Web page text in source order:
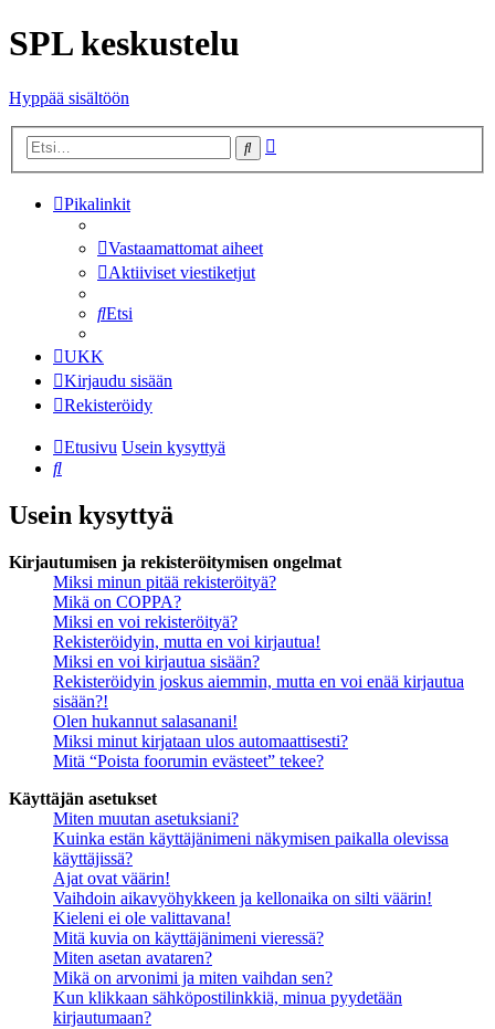
SPL keskustelu
Hyppää sisältöön
Etsi
Pikalinkit
Vastaamattomat aiheet
Aktiiviset viestiketjut
Etsi
UKK
Kirjaudu sisään
Rekisteröidy
Etusivu Usein kysyttyä
Etsi
Usein kysyttyä
Kirjautumisen ja rekisteröitymisen ongelmat
Miksi minun pitää rekisteröityä?
Mikä on COPPA?
Miksi en voi rekisteröityä?
Rekisteröidyin, mutta en voi kirjautua!
Miksi en voi kirjautua sisään?
Rekisteröidyin joskus aiemmin, mutta en voi enää kirjautua
sisään?!
Olen hukannut salasanani!
Miksi minut kirjataan ulos automaattisesti?
Mitä “Poista foorumin evästeet” tekee?
Käyttäjän asetukset
Miten muutan asetuksiani?
Kuinka estän käyttäjänimeni näkymisen paikalla olevissa
käyttäjissä?
Ajat ovat väärin!
Vaihdoin aikavyöhykkeen ja kellonaika on silti väärin!
Kieleni ei ole valittavana!
Mitä kuvia on käyttäjänimeni vieressä?
Miten asetan avataren?
Mikä on arvonimi ja miten vaihdan sen?
Kun klikkaan sähköpostilinkkiä, minua pyydetään
kirjautumaan?